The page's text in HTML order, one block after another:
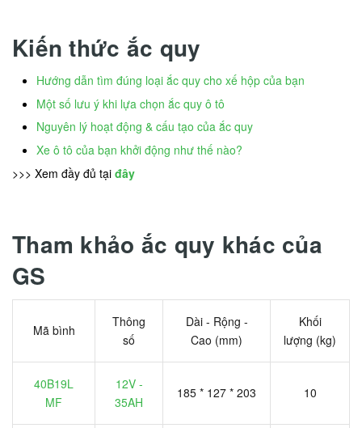
Kiến thức ắc quy
Hướng dẫn tìm đúng loại ắc quy cho xế hộp của bạn
Một số lưu ý khi lựa chọn ắc quy ô tô
Nguyên lý hoạt động & cấu tạo của ắc quy
Xe ô tô của bạn khởi động như thế nào?
>>> Xem đầy đủ tại đây
Tham khảo ắc quy khác của
GS
Mã bình
Thông
số
Dài - Rộng -
Cao (mm)
Khối
lượng (kg)
40B19L
MF
12V -
35AH
185 * 127 * 203 10